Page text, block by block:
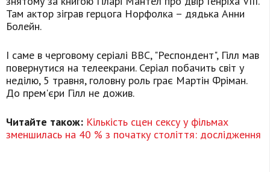
Там актор зіграв герцога Норфолка – дядька Анни
Болейн.
І саме в черговому серіалі BBC, "Респондент", Гілл мав
повернутися на телеекрани. Серіал побачить світ у
неділю, 5 травня, головну роль грає Мартін Фріман.
До прем'єри Гілл не дожив.
Читайте також: Кількість сцен сексу у фільмах
зменшилась на 40 % з початку століття: дослідження